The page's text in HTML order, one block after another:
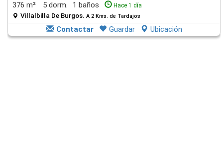
376 m²
5 dorm. 1 baños Hace 1 día
Villalbilla De Burgos. A 2 Kms. de Tardajos
Contactar Guardar Ubicación